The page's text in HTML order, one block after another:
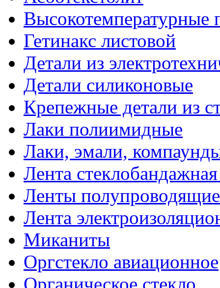
Высокотемпературные
Гетинакс листовой
Детали из
Детали силиконовые
Крепежные детали из
Лаки полиимидные
Лаки, эмали,
Лента
Ленты
Лента
Миканиты
Оргстекло авиационное